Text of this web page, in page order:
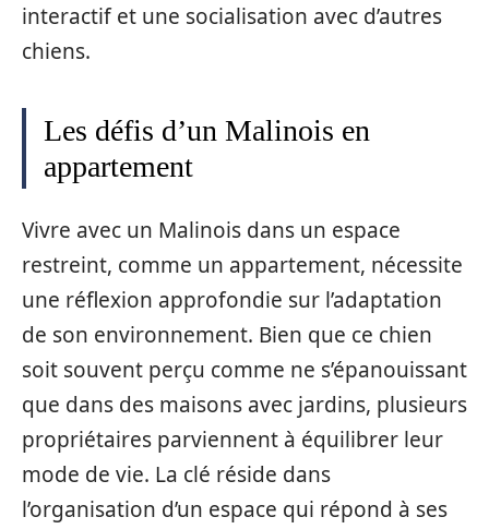
interactif et une socialisation avec d’autres
chiens.
Les défis d’un Malinois en
appartement
Vivre avec un Malinois dans un espace
restreint, comme un appartement, nécessite
une réflexion approfondie sur l’adaptation
de son environnement. Bien que ce chien
soit souvent perçu comme ne s’épanouissant
que dans des maisons avec jardins, plusieurs
propriétaires parviennent à équilibrer leur
mode de vie. La clé réside dans
l’organisation d’un espace qui répond à ses